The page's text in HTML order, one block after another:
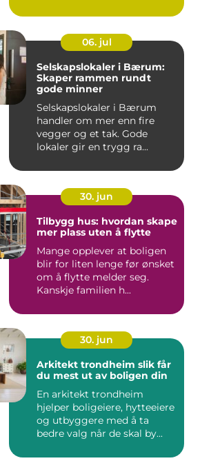
06. jul
Selskapslokaler i Bærum:
Skaper rammen rundt
gode minner
Selskapslokaler i Bærum
handler om mer enn fire
vegger og et tak. Gode
lokaler gir en trygg ra...
30. jun
Tilbygg hus: hvordan skape
mer plass uten å flytte
Mange opplever at boligen
blir for liten lenge før ønsket
om å flytte melder seg.
Kanskje familien h...
30. jun
Arkitekt trondheim slik får
du mest ut av boligen din
En arkitekt trondheim
hjelper boligeiere, hytteeiere
og utbyggere med å ta
bedre valg når de skal by...